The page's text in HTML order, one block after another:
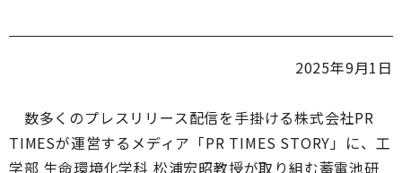
2025年9月1日
数多くのプレスリリース配信を手掛ける株式会社PR
TIMESが運営するメディア「PR TIMES STORY」に、工
学部 生命環境化学科 松浦宏昭教授が取り組む蓄電池研